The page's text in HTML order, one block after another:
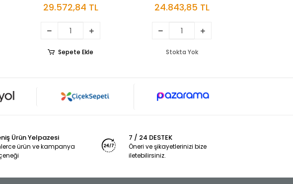
29.572,84 TL
Sepete Ekle
24.843,85 TL
Stokta Yok
Ürün Yelpazesi
ürün ve kampanya
7 / 24 DESTEK
Öneri ve şikayetlerinizi bize
iletebilirsiniz.